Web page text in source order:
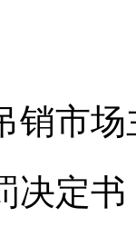
销市
决定书